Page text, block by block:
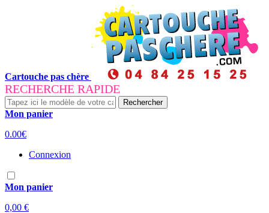
Cartouche pas chère
RECHERCHE RAPIDE
Rechercher
Mon panier
0.00€
Connexion
Mon panier
0,00 €